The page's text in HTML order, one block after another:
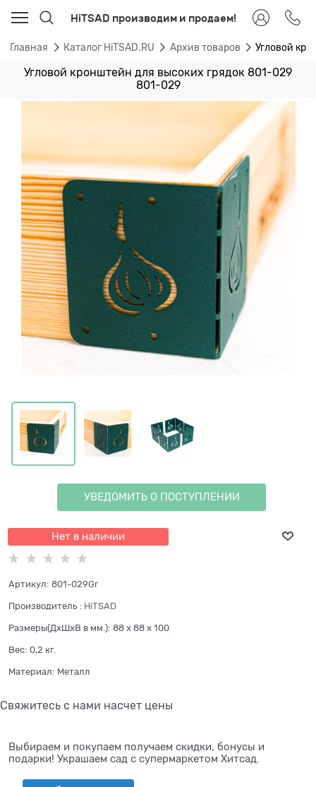
HiTSAD производим и продаем!
Главная Каталог HiTSAD.RU Архив товаров Угловой
Угловой кронштейн для высоких грядок 801-029
801-029
УВЕДОМИТЬ О ПОСТУПЛЕНИИ
Нет в наличии
Артикул: 801-029Gr
Производитель : HiTSAD
Размеры(ДхШхВ в мм.): 88 x 88 x 100
Вес: 0,2 кг.
Материал: Металл
Свяжитесь с нами насчет цены
Выбираем и покупаем получаем скидки, бонусы и
подарки! Украшаем сад с супермаркетом Хитсад.